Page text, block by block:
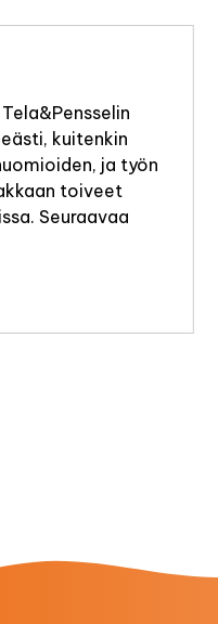
kuitenkin
ja työn
toiveet
Seuraavaa